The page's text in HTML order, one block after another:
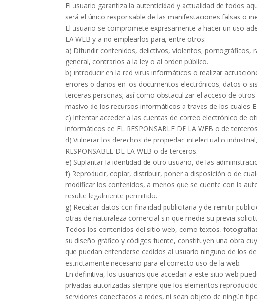
El usuario garantiza la autenticidad y actualidad de todos
será el único responsable de las manifestaciones falsas o
El usuario se compromete expresamente a hacer un uso
LA WEB y a no emplearlos para, entre otros:
a) Difundir contenidos, delictivos, violentos,
general, contrarios a la ley o al orden público.
b) Introducir en la red virus informáticos o realizar
errores o daños en los documentos electrónicos, datos o
terceras personas; así como obstaculizar el acceso de
masivo de los recursos informáticos a través de los cuales
c) Intentar acceder a las cuentas de correo electrónico de
informáticos de EL RESPONSABLE DE LA WEB o de
d) Vulnerar los derechos de propiedad intelectual o
RESPONSABLE DE LA WEB o de terceros.
e) Suplantar la identidad de otro usuario, de las
f) Reproducir, copiar, distribuir, poner a disposición o de
modificar los contenidos, a menos que se cuente con la
resulte legalmente permitido.
g) Recabar datos con finalidad publicitaria y de remitir
otras de naturaleza comercial sin que medie su previa
Todos los contenidos del sitio web, como textos,
su diseño gráfico y códigos fuente, constituyen una obra
que puedan entenderse cedidos al usuario ninguno de los
estrictamente necesario para el correcto uso de la web.
En definitiva, los usuarios que accedan a este sitio web
privadas autorizadas siempre que los elementos
servidores conectados a redes, ni sean objeto de ningún